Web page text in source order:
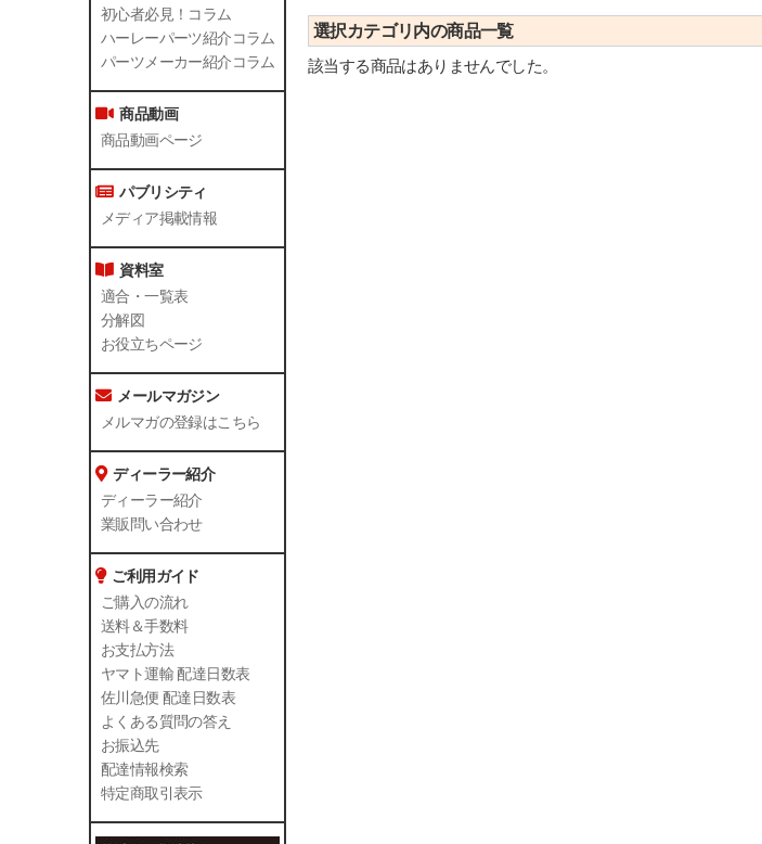
初心者必見！コラム
ハーレーパーツ紹介コラム
パーツメーカー紹介コラム
商品動画
商品動画ページ
パブリシティ
メディア掲載情報
資料室
適合・一覧表
分解図
お役立ちページ
メールマガジン
メルマガの登録はこちら
ディーラー紹介
ディーラー紹介
業販問い合わせ
ご利用ガイド
ご購入の流れ
送料＆手数料
お支払方法
ヤマト運輸 配達日数表
佐川急便 配達日数表
よくある質問の答え
お振込先
配達情報検索
特定商取引表示
選択カテゴリ内の商品一覧
該当する商品はありませんでした。